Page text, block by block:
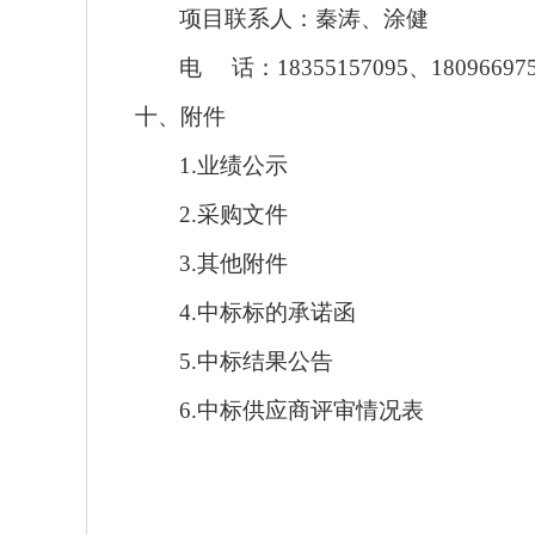
项目 联系人：秦涛、涂健
电
话： 18355157095、
十、附件
1.业绩公示
2.采购文件
3.其他附件
4.中标标的承诺函
5.中标结果公告
6.中标供应商评审情况表